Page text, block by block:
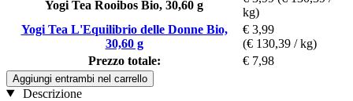
Yogi Tea Rooibos Bio, 30,60 g
kg)
Yogi Tea L'Equilibrio delle Donne Bio,
30,60 g
€ 3,99
(€ 130,39 / kg)
Prezzo totale:
€ 7,98
Aggiungi entrambi nel carrello
Descrizione